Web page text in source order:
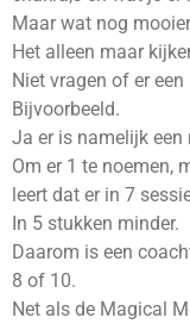
Maar wat nog
Het alleen maar
Niet vragen of er
Bijvoorbeeld.
Ja er is namelijk een
Om er 1 te noemen,
leert dat er in 7
In 5 stukken minder.
Daarom is een
8 of 10.
Net als de Magical